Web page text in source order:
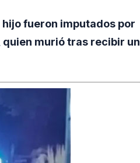
hijo fueron imputados por
quien murió tras recibir un